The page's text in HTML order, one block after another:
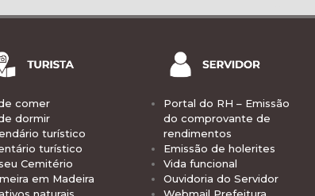
comer
dormir
turístico
turístico
Cemitério
em Madeira
Portal do RH – Emissão
do comprovante de
rendimentos
Emissão de holerites
Vida funcional
Ouvidoria do Servidor